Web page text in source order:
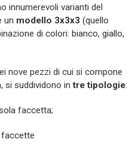
innumerevoli varianti del
un modello 3x3x3 (quello
di colori: bianco, giallo,
nove pezzi di cui si compone
si suddividono intre tipologie:
faccetta;
faccette